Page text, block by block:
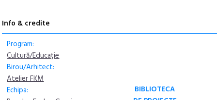
Info & credite
Program:
Cultură/Educație
Birou/Arhitect:
Atelier FKM
Echipa:
BIBLIOTECA